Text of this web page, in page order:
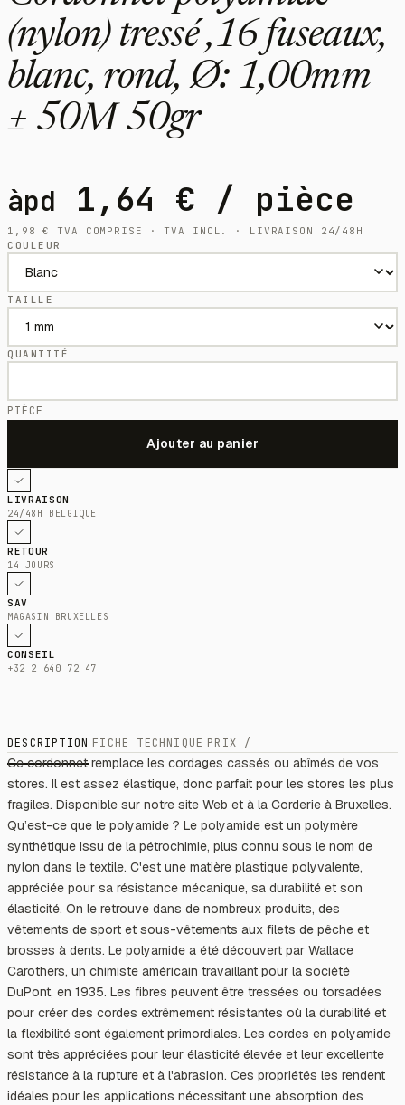
(nylon) tressé ,16 fuseaux,
blanc, rond, Ø: 1,00mm
± 50M 50gr
àpd 1,64 € / pièce
1,98€
TVA COMPRISE · TVA INCL. · LIVRAISON 24/48H
COULEUR
TAILLE
QUANTITÉ
PIÈCE
LIVRAISON
24/48H BELGIQUE
RETOUR
14 JOURS
SAV
MAGASIN BRUXELLES
CONSEIL
+32 2 640 72 47
DESCRIPTION FICHE TECHNIQUE PRIX /
Ce cordonnet remplace les cordages cassés ou abîmés de vos
stores. Il est assez élastique, donc parfait pour les stores les plus
fragiles. Disponible sur notre site Web et à la Corderie à Bruxelles.
Qu’est-ce que le polyamide ? Le polyamide est un polymère
synthétique issu de la pétrochimie, plus connu sous le nom de
nylon dans le textile. C'est une matière plastique polyvalente,
appréciée pour sa résistance mécanique, sa durabilité et son
élasticité. On le retrouve dans de nombreux produits, des
vêtements de sport et sous-vêtements aux filets de pêche et
brosses à dents. Le polyamide a été découvert par Wallace
Carothers, un chimiste américain travaillant pour la société
DuPont, en 1935. Les fibres peuvent être tressées ou torsadées
pour créer des cordes extrêmement résistantes où la durabilité et
la flexibilité sont également primordiales. Les cordes en polyamide
sont très appréciées pour leur élasticité élevée et leur excellente
résistance à la rupture et à l'abrasion. Ces propriétés les rendent
idéales pour les applications nécessitant une absorption des